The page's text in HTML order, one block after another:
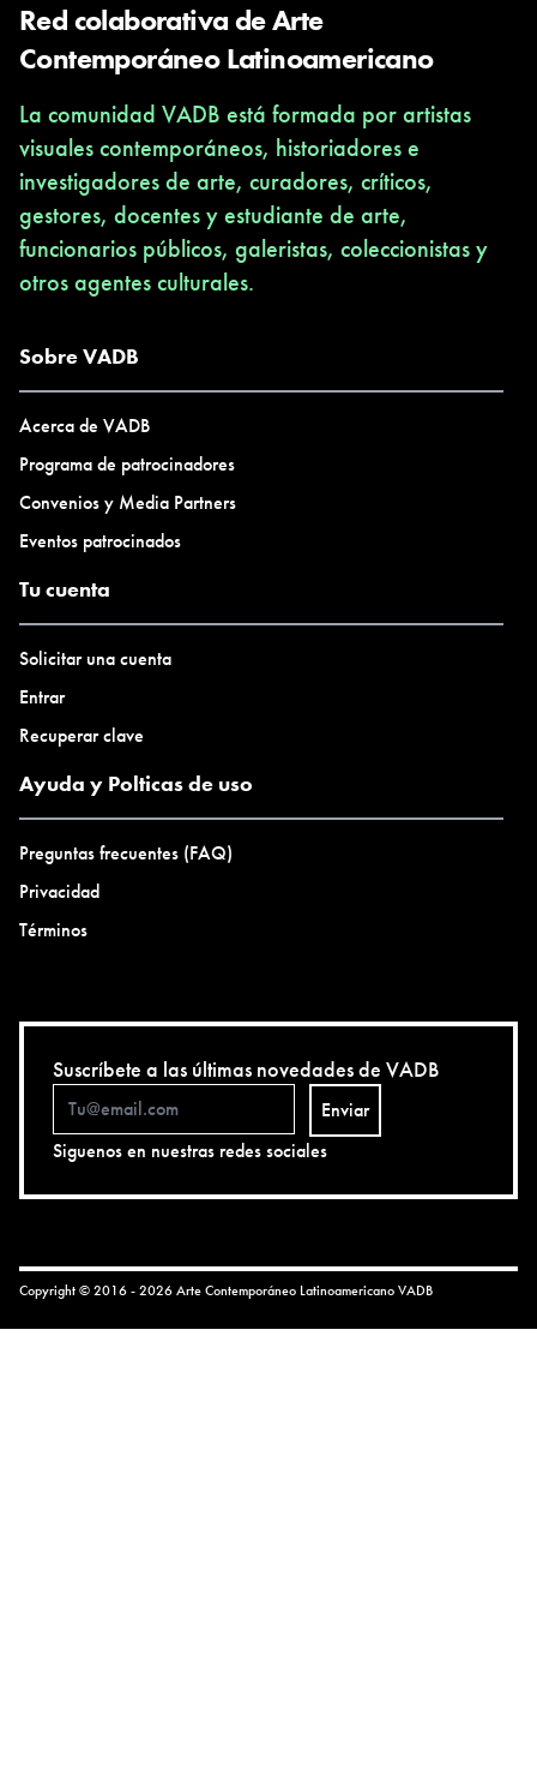
Red colaborativa de Arte
Contemporáneo Latinoamericano
La comunidad VADB está formada por artistas
visuales contemporáneos, historiadores e
investigadores de arte, curadores, críticos,
gestores, docentes y estudiante de arte,
funcionarios públicos, galeristas, coleccionistas y
otros agentes culturales.
Sobre VADB
Acerca de VADB
Programa de patrocinadores
Convenios y Media Partners
Eventos patrocinados
Tu cuenta
Solicitar una cuenta
Entrar
Recuperar clave
Ayuda y Polticas de uso
Preguntas frecuentes (FAQ)
Privacidad
Términos
Suscríbete a las últimas novedades de VADB
Enviar
Siguenos en nuestras redes sociales
Copyright © 2016 - 2026 Arte Contemporáneo LatinoamericanoVADB